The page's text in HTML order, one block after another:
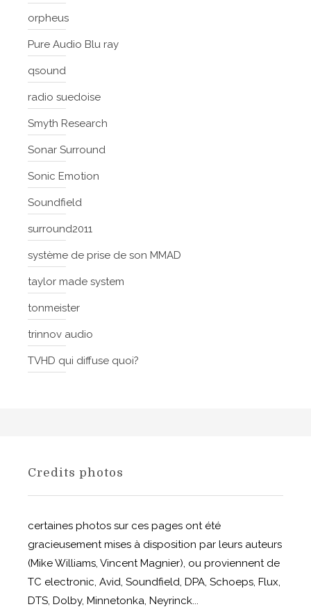
orpheus
Pure Audio Blu ray
qsound
radio suedoise
Smyth Research
Sonar Surround
Sonic Emotion
Soundfield
surround2011
système de prise de son MMAD
taylor made system
tonmeister
trinnov audio
TVHD qui diffuse quoi?
Credits photos
certaines photos sur ces pages ont été
gracieusement mises à disposition par leurs auteurs
(Mike Williams, Vincent Magnier), ou proviennent de
TC electronic, Avid, Soundfield, DPA, Schoeps, Flux,
DTS, Dolby, Minnetonka, Neyrinck...